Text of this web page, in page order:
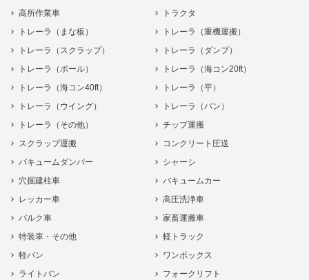
高所作業車
トラクタ
トレーラ（まな板）
トレーラ（重機運搬）
トレーラ（スクラップ）
トレーラ（ダンプ）
トレーラ（ポール）
トレーラ（海コン20ft）
トレーラ（海コン40ft）
トレーラ（平）
トレーラ（ウイング）
トレーラ（バン）
トレーラ（その他）
チップ運搬
スクラップ運搬
コンクリート圧送
バキュームダンパー
シャーシ
穴掘建柱車
バキュームカー
レッカー車
高圧洗浄車
バルク車
家畜運搬車
特装車・その他
軽トラック
軽バン
ワンボックス
ライトバン
フォークリフト